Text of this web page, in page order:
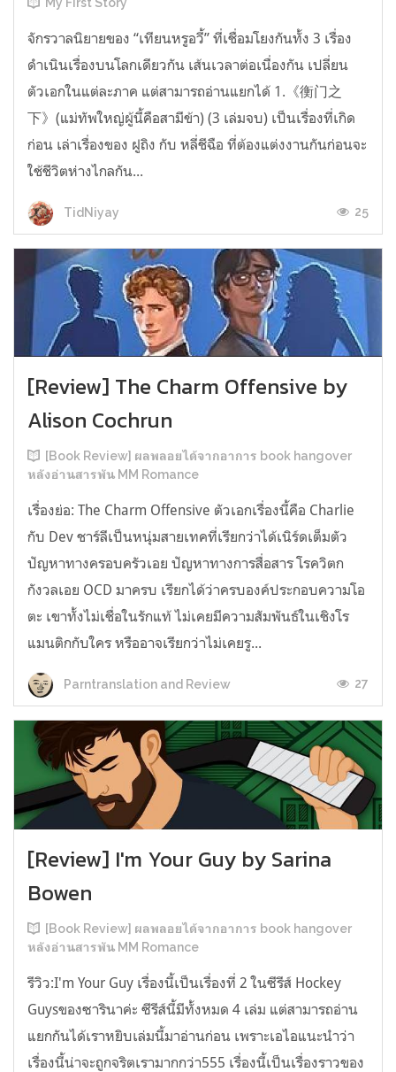
จักรวาลนิยายของ “เทียนหรูอวี้” ที่เชื่อมโยงกันทั้ง 3 เรื่อง
ดำเนินเรื่องบนโลกเดียวกัน เส้นเวลาต่อเนื่องกัน เปลี่ยน
ตัวเอกในแต่ละภาค แต่สามารถอ่านแยกได้ 1.《衡门之
下》(แม่ทัพใหญ่ผู้นี้คือสามีข้า) (3 เล่มจบ) เป็นเรื่องที่เกิด
ก่อน เล่าเรื่องของ ฝูถิง กับ หลี่ชีฉือ ที่ต้องแต่งงานกันก่อนจะ
ใช้ชีวิตห่างไกลกัน...
TidNiyay 25
[Review] The Charm Offensive by
Alison Cochrun
[Book Review] ผลพลอยได้จากอาการ book hangover
หลังอ่านสารพัน MM Romance
เรื่องย่อ: The Charm Offensive ตัวเอกเรื่องนี้คือ Charlie
กับ Dev ชาร์ลีเป็นหนุ่มสายเทคที่เรียกว่าได้เนิร์ดเต็มตัว
ปัญหาทางครอบครัวเอย ปัญหาทางการสื่อสาร โรควิตก
กังวลเอย OCD มาครบ เรียกได้ว่าครบองค์ประกอบความโอ
ตะ เขาทั้งไม่เชื่อในรักแท้ ไม่เคยมีความสัมพันธ์ในเชิงโร
แมนติกกับใคร หรืออาจเรียกว่าไม่เคยรู...
Parntranslation and Review 27
[Review] I'm Your Guy by Sarina
Bowen
[Book Review] ผลพลอยได้จากอาการ book hangover
หลังอ่านสารพัน MM Romance
รีวิว:I'm Your Guy เรื่องนี้เป็นเรื่องที่ 2 ในซีรีส์ Hockey
Guysของซารินาค่ะ ซีรีส์นี้มีทั้งหมด 4 เล่ม แต่สามารถอ่าน
แยกกันได้เราหยิบเล่มนี้มาอ่านก่อน เพราะเอไอแนะนำว่า
เรื่องนี้น่าจะถูกจริตเรามากกว่า555 เรื่องนี้เป็นเรื่องราวของ